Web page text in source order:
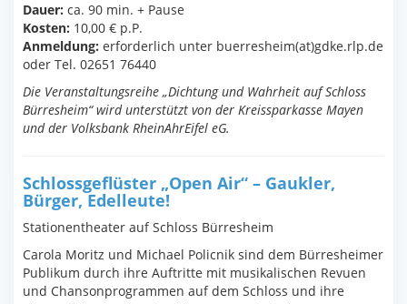
Dauer: ca. 90 min. + Pause
Kosten: 10,00 € p.P.
Anmeldung: erforderlich unter buerresheim(at)gdke.rlp.de
oder Tel. 02651 76440
Die Veranstaltungsreihe „Dichtung und Wahrheit auf Schloss
Bürresheim“ wird unterstützt von der Kreissparkasse Mayen
und der Volksbank RheinAhrEifel eG.
Schlossgeflüster „Open Air“ – Gaukler,
Bürger, Edelleute!
Stationentheater auf Schloss Bürresheim
Carola Moritz und Michael Policnik sind dem Bürresheimer
Publikum durch ihre Auftritte mit musikalischen Revuen
und Chansonprogrammen auf dem Schloss und ihre